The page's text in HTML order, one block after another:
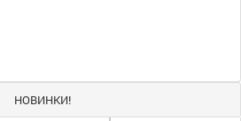
НОВИНКИ!